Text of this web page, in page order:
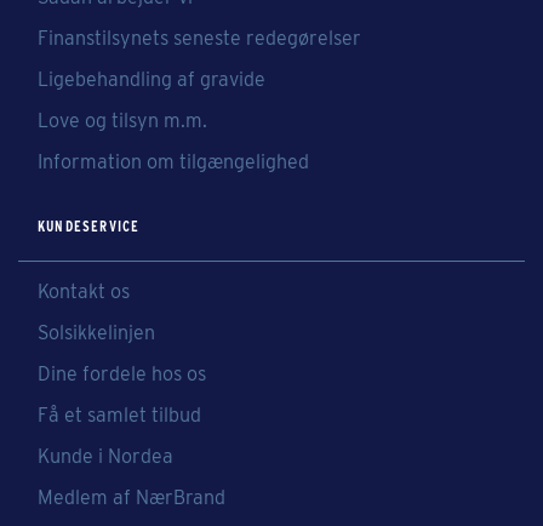
Finanstilsynets seneste redegørelser
Ligebehandling af gravide
Love og tilsyn m.m.
Information om tilgængelighed
KUNDESERVICE
Kontakt os
Solsikkelinjen
Dine fordele hos os
Få et samlet tilbud
Kunde i Nordea
Medlem af NærBrand